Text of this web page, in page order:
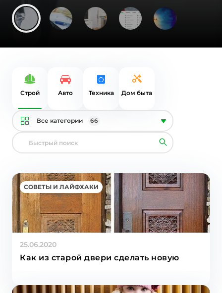
Строй Авто Техника Дом быта
Все категории 66
СОВЕТЫ И ЛАЙФХАКИ
25.06.2020
Как из старой двери сделать новую